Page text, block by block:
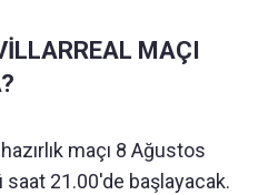
MAÇI
maçı 8 Ağustos
21.00'de başlayacak.